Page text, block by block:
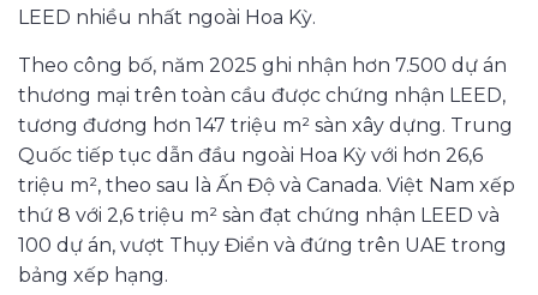
LEED nhiều nhất ngoài Hoa Kỳ.
Theo công bố, năm 2025 ghi nhận hơn 7.500 dự án
thương mại trên toàn cầu được chứng nhận LEED,
tương đương hơn 147 triệu m² sàn xây dựng. Trung
Quốc tiếp tục dẫn đầu ngoài Hoa Kỳ với hơn 26,6
triệu m², theo sau là Ấn Độ và Canada. Việt Nam xếp
thứ 8 với 2,6 triệu m² sàn đạt chứng nhận LEED và
100 dự án, vượt Thụy Điển và đứng trên UAE trong
bảng xếp hạng.